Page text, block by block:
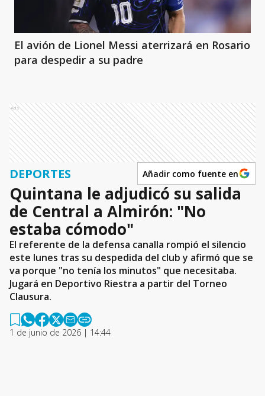
El avión de Lionel Messi aterrizará en Rosario
para despedir a su padre
Ads
DEPORTES Añadir como fuente en
Quintana le adjudicó su salida
de Central a Almirón: "No
estaba cómodo"
El referente de la defensa canalla rompió el silencio
este lunes tras su despedida del club y afirmó que se
va porque "no tenía los minutos" que necesitaba.
Jugará en Deportivo Riestra a partir del Torneo
Clausura.
1 de junio de 2026 | 14:44